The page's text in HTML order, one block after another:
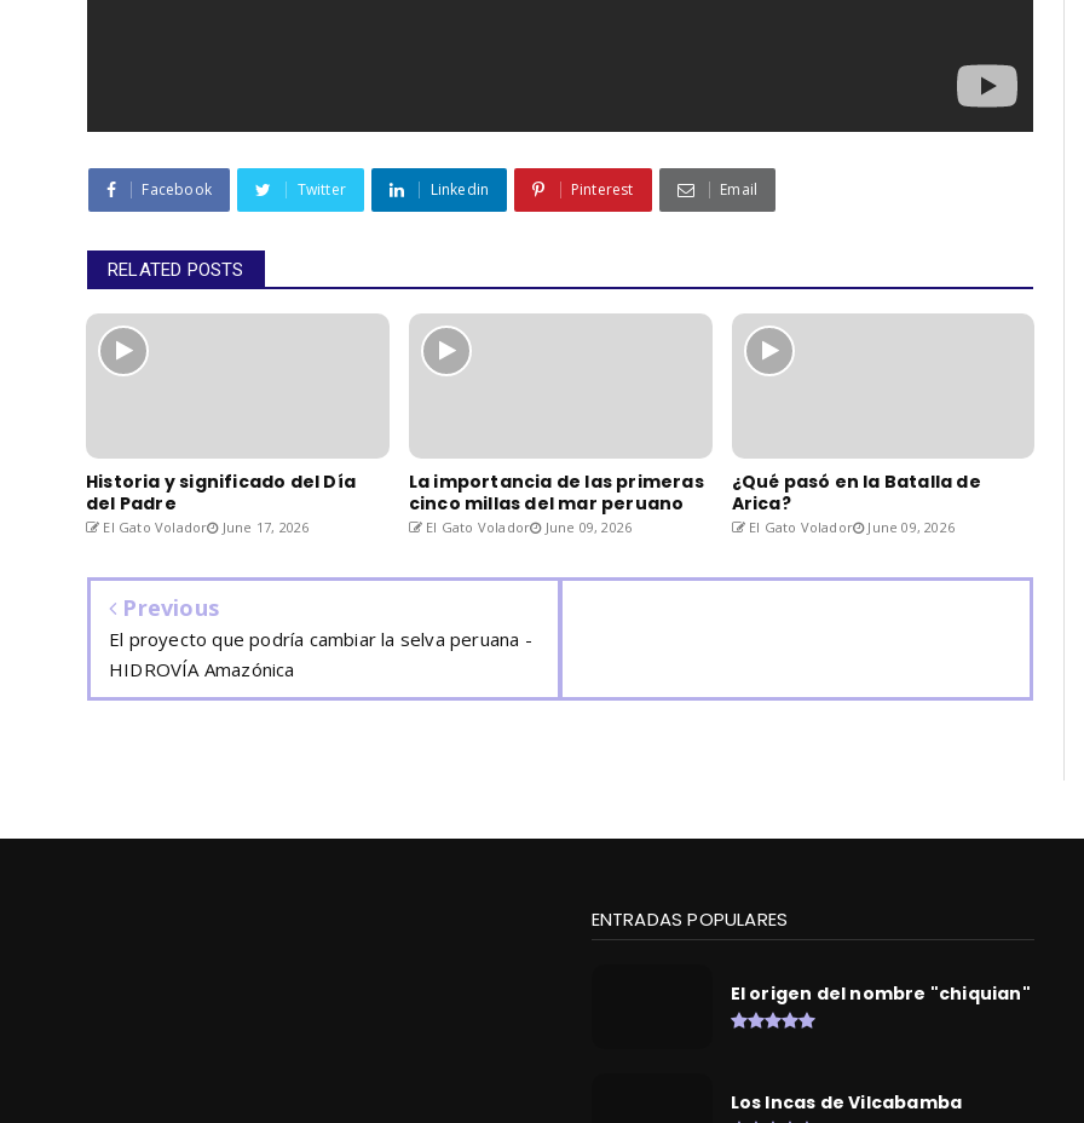
Facebook Twitter Linkedin Pinterest Email
RELATED POSTS
Historia y significado del Día
del Padre
El Gato Volador June 17, 2026
La importancia de las primeras
cinco millas del mar peruano
El Gato Volador June 09, 2026
¿Qué pasó en la Batalla de
Arica?
El Gato Volador June 09, 2026
Previous
El proyecto que podría cambiar la selva peruana -
HIDROVÍA Amazónica
ENTRADAS POPULARES
El origen del nombre "chiquian"
Los Incas de Vilcabamba